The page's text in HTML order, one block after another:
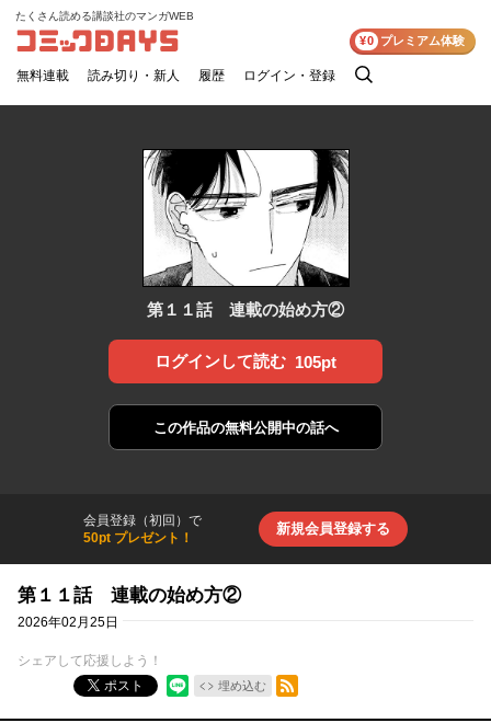
コミックDAYS
たくさん読める講談社のマンガWEB
無料連載 読み切り・新人 履歴 ログイン・登録
検
¥0 プレミアム体験
第１１話 連載の始め方②
ログインして読む 105pt
この作品の無料公開中の話へ
会員登録（初回）で
50pt プレゼント！
新規会員登録する
第１１話 連載の始め方②
2026年02月25日
シェアして応援しよう！
ポスト
埋め込む
RSSフィード